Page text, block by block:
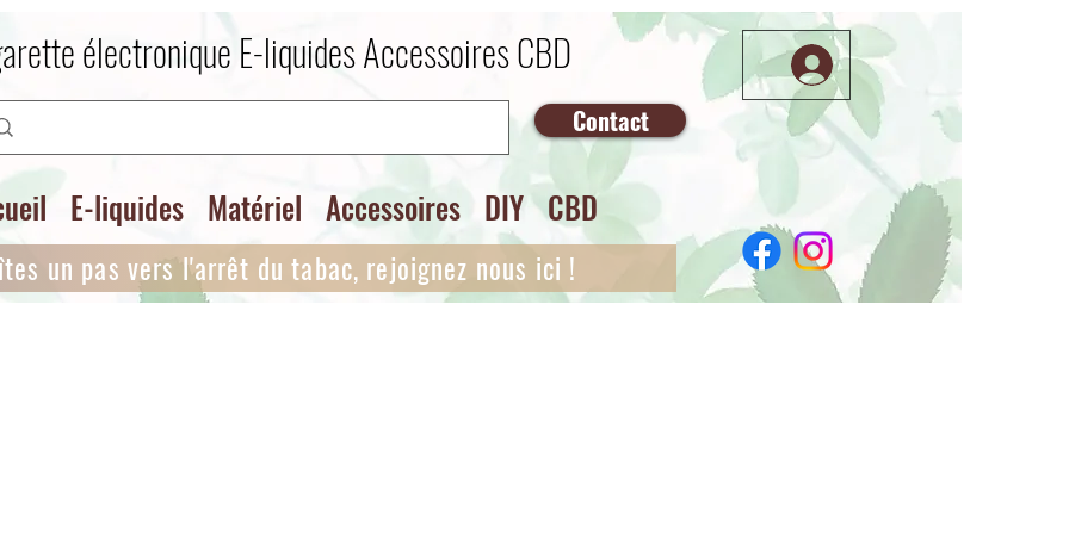
E-liquides Matériel Accessoires DIY CBD
Contact
électronique E-liquides Accessoires CBD
un pas vers l'arrêt du tabac, rejoignez nous ici !